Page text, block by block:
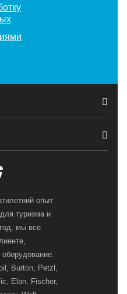
опыт
туризма и
мы все
Burton, Petzl,
Elan, Fischer,